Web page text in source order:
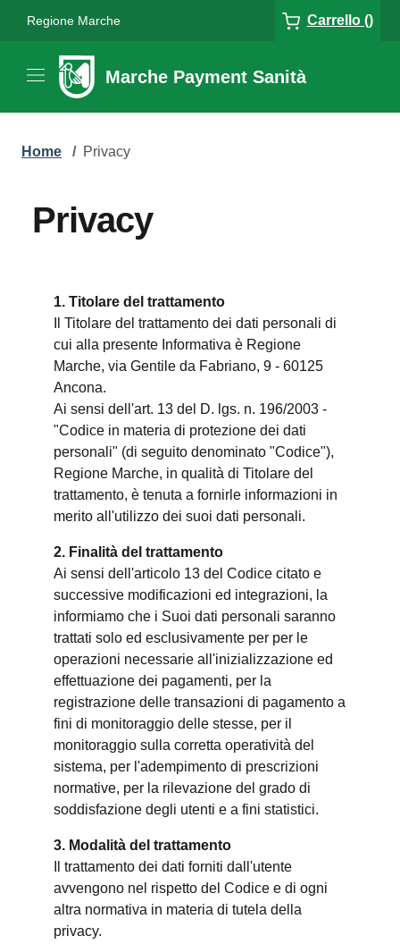
Regione Marche Carrello ()
Marche Payment Sanità
Home / Privacy
Privacy
1. Titolare del trattamento
Il Titolare del trattamento dei dati personali di
cui alla presente Informativa è Regione
Marche, via Gentile da Fabriano, 9 - 60125
Ancona.
Ai sensi dell'art. 13 del D. lgs. n. 196/2003 -
"Codice in materia di protezione dei dati
personali" (di seguito denominato "Codice"),
Regione Marche, in qualità di Titolare del
trattamento, è tenuta a fornirle informazioni in
merito all'utilizzo dei suoi dati personali.
2. Finalità del trattamento
Ai sensi dell'articolo 13 del Codice citato e
successive modificazioni ed integrazioni, la
informiamo che i Suoi dati personali saranno
trattati solo ed esclusivamente per per le
operazioni necessarie all'inizializzazione ed
effettuazione dei pagamenti, per la
registrazione delle transazioni di pagamento a
fini di monitoraggio delle stesse, per il
monitoraggio sulla corretta operatività del
sistema, per l'adempimento di prescrizioni
normative, per la rilevazione del grado di
soddisfazione degli utenti e a fini statistici.
3. Modalità del trattamento
Il trattamento dei dati forniti dall'utente
avvengono nel rispetto del Codice e di ogni
altra normativa in materia di tutela della
privacy.